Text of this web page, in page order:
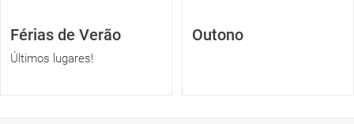
Férias de Verão
Últimos lugares!
Outono